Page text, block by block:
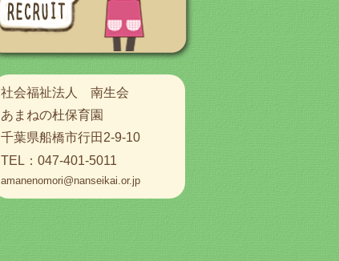
社会福祉法人 南生会
あまねの杜保育園
千葉県船橋市行田2-9-10
TEL：047-401-5011
amanenomori@nanseikai.or.jp